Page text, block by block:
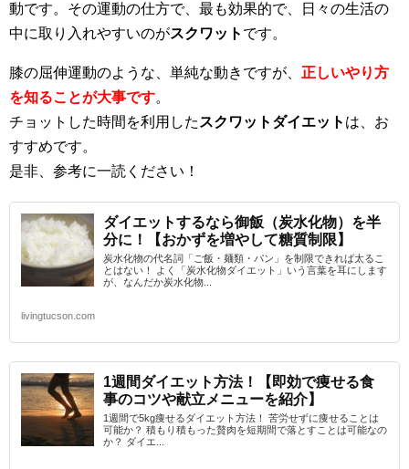
動です。その運動の仕方で、最も効果的で、日々の生活の
中に取り入れやすいのがスクワット です。
膝の屈伸運動のような、単純な動きですが、 正しいやり方
を知ることが大事です。
チョットした時間を利用したスクワットダイエット は、お
すすめです。
是非、参考に一読ください！
ダイエットするなら御飯（炭水化物）を半
分に！【おかずを増やして糖質制限】
炭水化物の代名詞「ご飯・麺類・パン」を制限できれば太るこ
とはない！ よく「炭水化物ダイエット」いう言葉を耳にします
が、なんだか炭水化物...
livingtucson.com
1週間ダイエット方法！【即効で痩せる食
事のコツや献立メニューを紹介】
1週間で5kg痩せるダイエット方法！ 苦労せずに痩せることは
可能か？ 積もり積もった贅肉を短期間で落とすことは可能なの
か？ ダイエ...